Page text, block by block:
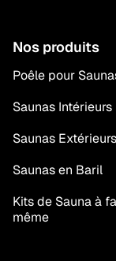
Nos produits
Poêle pour
Saunas Intérieurs
Saunas Extérieurs
Saunas en Baril
Kits de Sauna à
même